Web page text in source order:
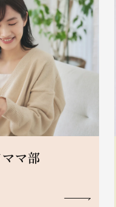
マ部